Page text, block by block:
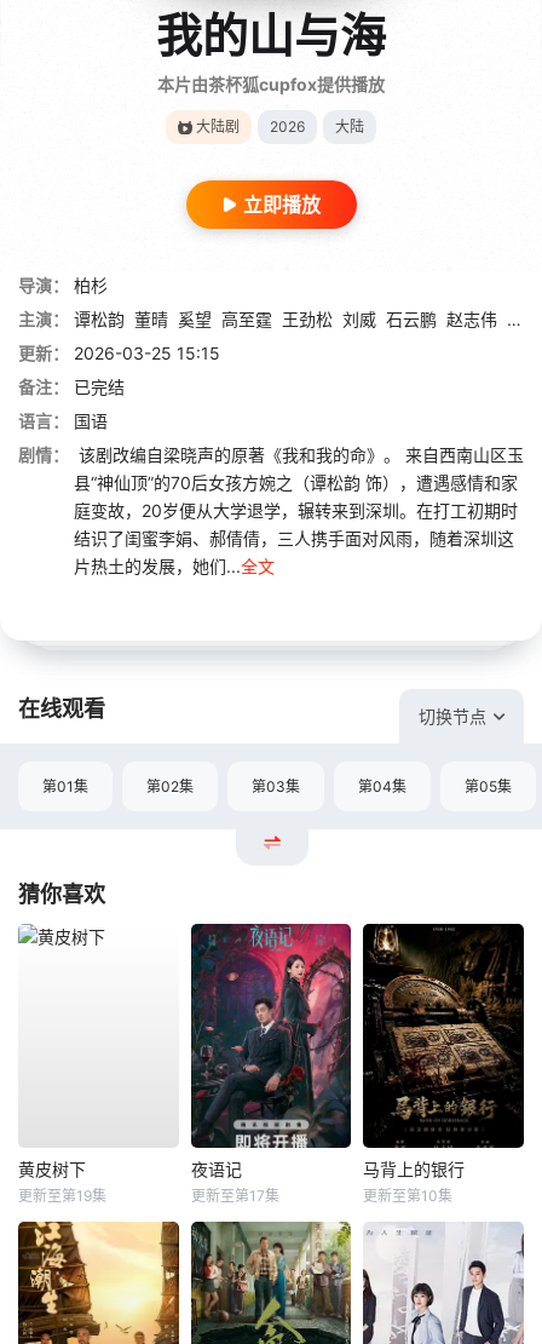
我的山与海
本片由茶杯狐cupfox提供播放
大陆剧 2026 大陆
立即播放
导演：
柏杉
主演：
谭松韵 董晴 奚望 高至霆 王劲松 刘威 石云鹏 赵志伟 王
更新：
2026-03-25 15:15
备注：
已完结
语言：
国语
剧情：
该剧改编自梁晓声的原著《我和我的命》。 来自西南山区玉
县“神仙顶”的70后女孩方婉之（谭松韵 饰），遭遇感情和家
庭变故，20岁便从大学退学，辗转来到深圳。在打工初期时
结识了闺蜜李娟、郝倩倩，三人携手面对风雨，随着深圳这
片热土的发展，她们...全文
在线观看 切换节点
第01集 第02集 第03集 第04集 第05集
猜你喜欢
黄皮树下
更新至第19集
夜语记
更新至第17集
马背上的银行
更新至第10集